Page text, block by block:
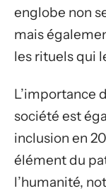
englobe non
mais
les rituels qui
L’importance
société est
inclusion en
élément du
l’humanité,